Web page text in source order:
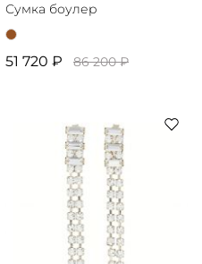
Сумка боулер
51 720 ₽ 86 200 ₽